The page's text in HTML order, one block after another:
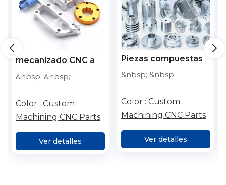
mecanizado CNC a
medida, piezas
inoxidable, piezas de
torno fresador de
torneado CNC
&nbsp; &nbsp;
Color : Custom
Machining CNC Parts
Ver detalles
Piezas compuestas
de torneado y
de mecanizado
micro personalizada
mecanizado CNC
&nbsp; &nbsp;
Color : Custom
Machining CNC Parts
Ver detalles